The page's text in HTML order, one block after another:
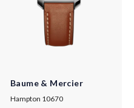
Baume & Mercier
Hampton 10670